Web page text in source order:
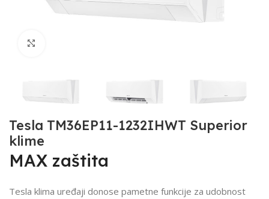
Tesla TM36EP11-1232IHWT Superior
klime
MAX zaštita
Tesla klima uređaji donose pametne funkcije za udobnost